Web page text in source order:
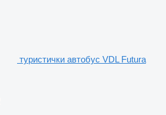
туристички автобус VDL Futura